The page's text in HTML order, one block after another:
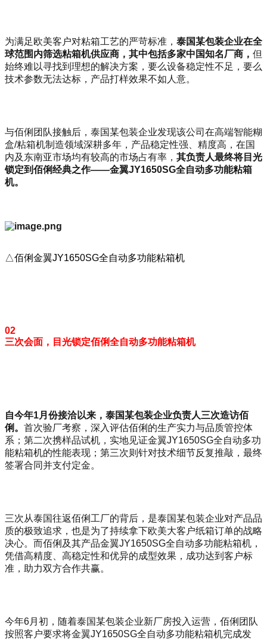
为满足欧美客户对粘箱工艺的严苛标准， 泰国某包装企业在全
球范围内筛选粘箱机供应商，其中包括多家中国知名厂商， 但
始终难以寻找到理想的解决方案，要么设备稳定性不足，要么
技术参数无法达标，产品打样效果不如人意。
与佰俐团队接触后，泰国某包装企业发现该公司在高端智能糊
盒/粘箱机制造领域深耕多年，产品稳定性强、精度高，在国
内及东南亚市场均有较高的市场占有率， 其负责人最终将目光
锁定到佰俐经典之作——金翼JY1650SG全自动多功能粘箱
机。
△佰俐金翼JY1650SG全自动多功能粘箱机
02
三次会面，目光锁定佰俐全自动多功能粘箱机
自今年1月份接洽以来，泰国某包装企业负责人三次造访佰
俐。 首次验厂考察，深入评估佰俐的生产实力与品质管控体
系；第二次携样品试机，实地见证金翼JY1650SG全自动多功
能粘箱机的性能表现；第三次则针对技术细节反复推敲，最终
签署合同并支付定金。
三次从泰国往返佰俐工厂的背后，是泰国某包装企业对产品品
质的极致追求，也是为了持续拿下欧美大客户纸箱订单的战略
决心。而佰俐及其产品金翼JY1650SG全自动多功能粘箱机，
凭借高精度、高稳定性和优异的成型效果，成功达到客户标
准，助力双方合作共赢。
今年6月初，随着泰国某包装企业新厂房投入运营，佰俐团队
按照客户要求将金翼JY1650SG全自动多功能粘箱机完成发